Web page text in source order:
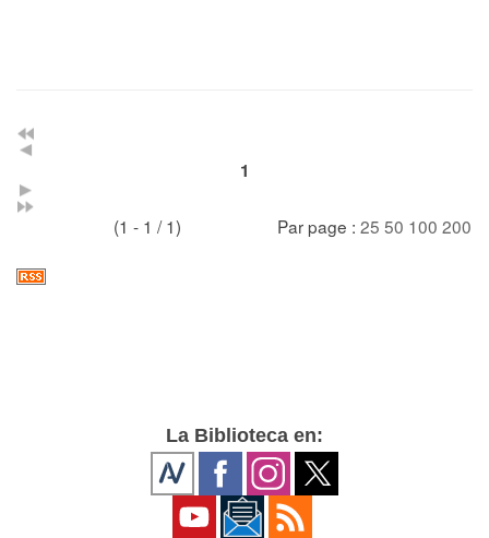
1
(1 - 1 / 1) Par page : 25 50 100 200
La Biblioteca en: